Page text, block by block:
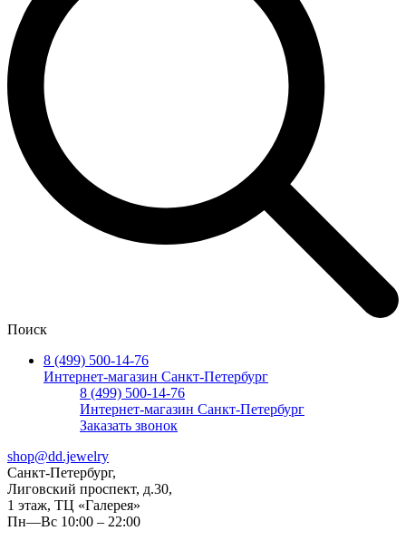
Поиск
8 (499) 500-14-76
Интернет-магазин Санкт-Петербург
8 (499) 500-14-76
Интернет-магазин Санкт-Петербург
Заказать звонок
shop@dd.jewelry
Санкт-Петербург,
Лиговский проспект, д.30,
1 этаж, ТЦ «Галерея»
Пн—Вс 10:00 – 22:00